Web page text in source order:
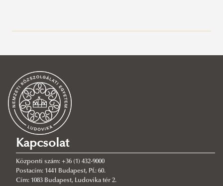
Kutatók
Kutatási projektek
Médiaszereplések
Blog
MI Újság
English
Kapcsolat
Központi szám: +36 (1) 432-9000
Postacím: 1441 Budapest, Pf.: 60.
Cím: 1083 Budapest, Ludovika tér 2.